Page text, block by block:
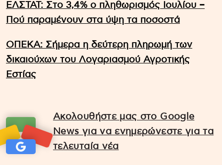
ΕΛΣΤΑΤ: Στο 3,4% ο πληθωρισμός Ιουλίου –
Πού παραμένουν στα ύψη τα ποσοστά
ΟΠΕΚΑ: Σήμερα η δεύτερη πληρωμή των
δικαιούχων του Λογαριασμού Αγροτικής
Εστίας
Ακολουθήστε μας στο Google
News για να ενημερώνεστε για τα
τελευταία νέα